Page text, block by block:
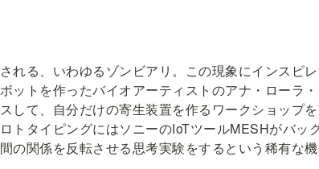
れる、いわゆるゾンビアリ。この現象にインスピ
ットを作ったバイオアーティストのアナ・ローラ
して、自分だけの寄生装置を作るワークショップ
トタイピングにはソニーのIoTツールMESHがバッ
の関係を反転させる思考実験をするという稀有な